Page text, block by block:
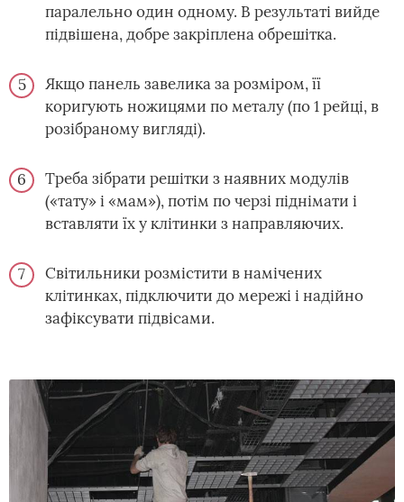
паралельно один одному. В результаті вийде
підвішена, добре закріплена обрешітка.
Якщо панель завелика за розміром, її
коригують ножицями по металу (по 1 рейці, в
розібраному вигляді).
Треба зібрати решітки з наявних модулів
(«тату» і «мам»), потім по черзі піднімати і
вставляти їх у клітинки з направляючих.
Світильники розмістити в намічених
клітинках, підключити до мережі і надійно
зафіксувати підвісами.